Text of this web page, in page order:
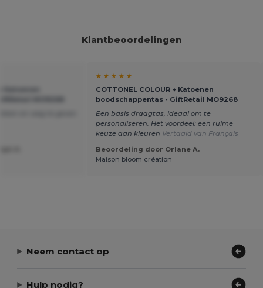
Klantbeoordelingen
★ ★ ★ ★ ★
COTTONEL COLOUR + Katoenen
boodschappentas - GiftRetail MO9268
Een basis draagtas, ideaal om te
personaliseren. Het voordeel: een ruime
keuze aan kleuren Vertaald van Français
Beoordeling door Orlane A.
Maison bloom création
Neem contact op
Hulp nodig?